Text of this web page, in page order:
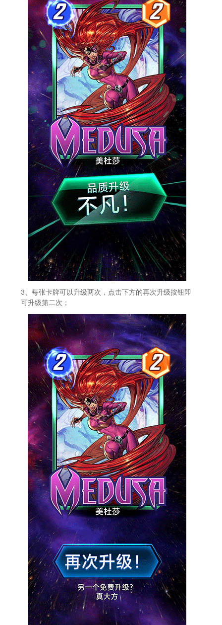
3、每张卡牌可以升级两次，点击下方的再次升级按钮即
可升级第二次；